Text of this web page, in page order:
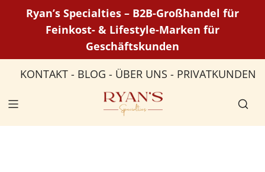
t
Ryan’s Specialties – B2B-Großhandel für
Feinkost- & Lifestyle-Marken für
Geschäftskunden
KONTAKT - BLOG - ÜBER UNS - PRIVATKUNDEN